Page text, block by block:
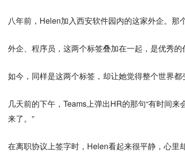
八年前，Helen加入西安软件园内的这家外企。那
外企、程序员 ，这两个标签叠加在一起，是优秀的
如今，同样是这两个标签，却让她觉得整个世界都
几天前的下午，Teams上弹出HR的那句“有时间
来了。”
在离职协议上签字时，Helen看起来很平静，心里